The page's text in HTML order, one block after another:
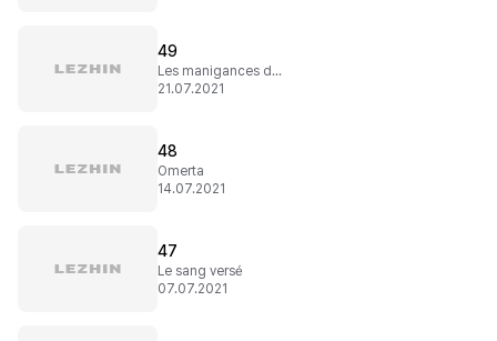
49
Les manigances du Comte
21.07.2021
48
Omerta
14.07.2021
47
Le sang versé
07.07.2021